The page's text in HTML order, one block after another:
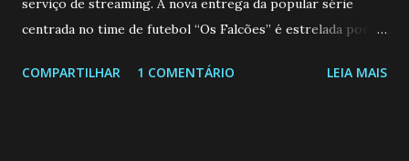
centrada no time de futebol “Os Falcões” é estrelada por
Brum (Dedé), que voltam a interpretar seus personagens
COMPARTILHAR 1 COMENTÁRIO LEIA MAIS